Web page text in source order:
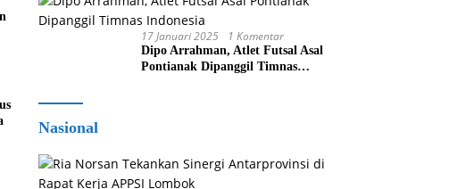
17 Januari 2025 1 Komentar
Dipo Arrahman, Atlet Futsal Asal
Pontianak Dipanggil Timnas
Nasional